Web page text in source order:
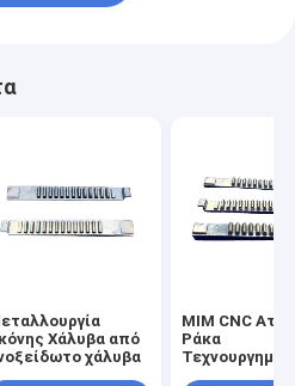
Χάλυβα από
χάλυβα
MIM CNC
Ράκα